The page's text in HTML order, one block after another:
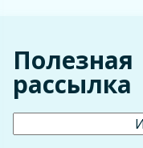
Полезная
рассылка